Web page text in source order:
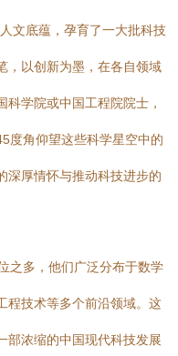
文底蕴，孕育了一大批科技
，以创新为墨，在各自领域
学院或中国工程院院士，
度角仰望这些科学星空中的
深厚情怀与推动科技进步的
之多，他们广泛分布于数学
程技术等多个前沿领域。这
部浓缩的中国现代科技发展